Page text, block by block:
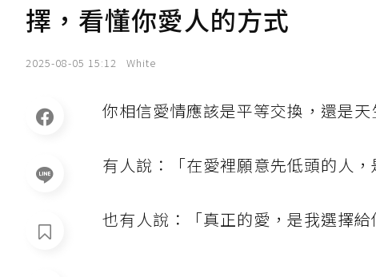
擇，看懂你愛人的方式
2025-08-05 15:12 White
你相信愛情應該是平等交換，還是
有人說：「在愛裡願意先低頭的人，
也有人說：「真正的愛，是我選擇給